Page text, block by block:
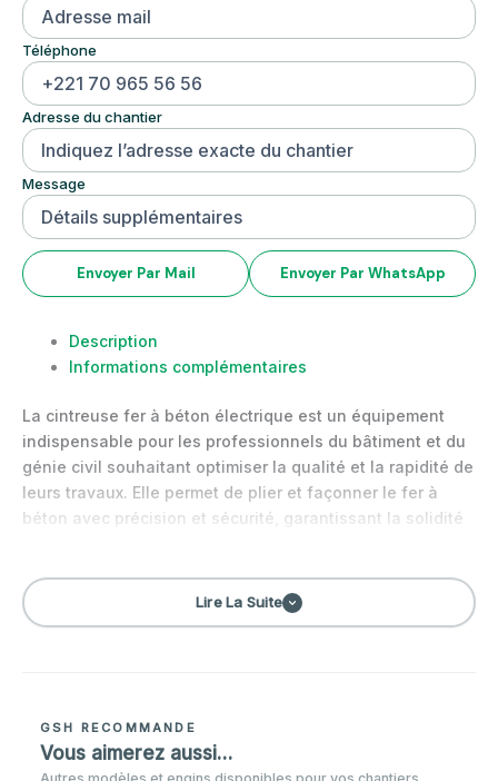
Téléphone
Adresse du chantier
Message
Envoyer Par Mail Envoyer Par WhatsApp
Description
Informations complémentaires
La cintreuse fer à béton électrique est un équipement
indispensable pour les professionnels du bâtiment et du
génie civil souhaitant optimiser la qualité et la rapidité de
leurs travaux. Elle permet de plier et façonner le fer à
béton avec précision et sécurité, garantissant la solidité
Lire La Suite
GSH RECOMMANDE
Vous aimerez aussi…